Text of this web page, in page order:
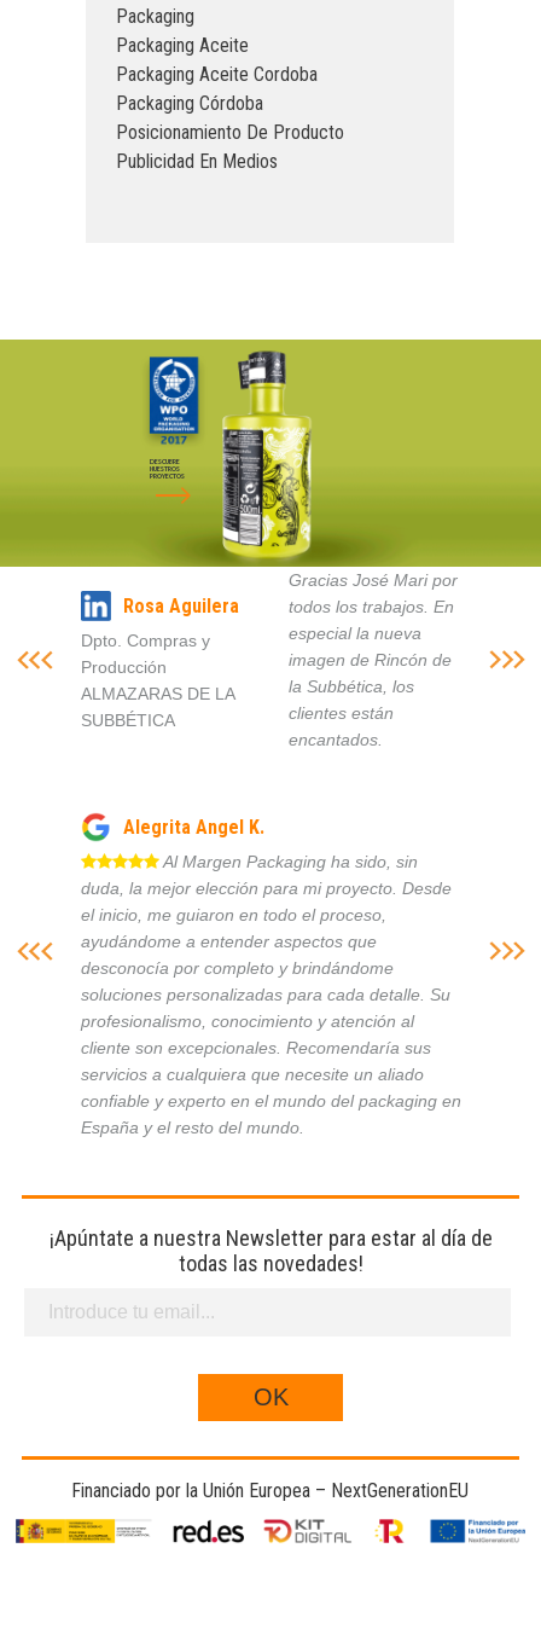
Packaging
Packaging Aceite
Packaging Aceite Cordoba
Packaging Córdoba
Posicionamiento De Producto
Publicidad En Medios
DESCUBRE
NUESTROS
PROYECTOS
Rosa Aguilera
Dpto. Compras y
Producción
ALMAZARAS DE LA
SUBBÉTICA
Gracias José Mari por
todos los trabajos. En
especial la nueva
imagen de Rincón de
la Subbética, los
clientes están
encantados.
Alegrita Angel K.
Al Margen Packaging ha sido, sin
duda, la mejor elección para mi proyecto. Desde
el inicio, me guiaron en todo el proceso,
ayudándome a entender aspectos que
desconocía por completo y brindándome
soluciones personalizadas para cada detalle. Su
profesionalismo, conocimiento y atención al
cliente son excepcionales. Recomendaría sus
servicios a cualquiera que necesite un aliado
confiable y experto en el mundo del packaging en
España y el resto del mundo.
¡Apúntate a nuestra Newsletter para estar al día de
todas las novedades!
Financiado por la Unión Europea – NextGenerationEU